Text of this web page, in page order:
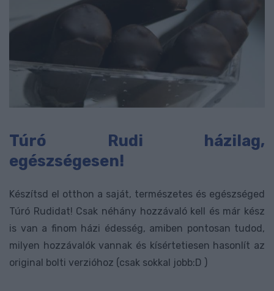
Túró Rudi házilag,
egészségesen!
Készítsd el otthon a saját, természetes és egészséged
Túró Rudidat! Csak néhány hozzávaló kell és már kész
is van a finom házi édesség, amiben pontosan tudod,
milyen hozzávalók vannak és kísértetiesen hasonlít az
original bolti verzióhoz (csak sokkal jobb:D )